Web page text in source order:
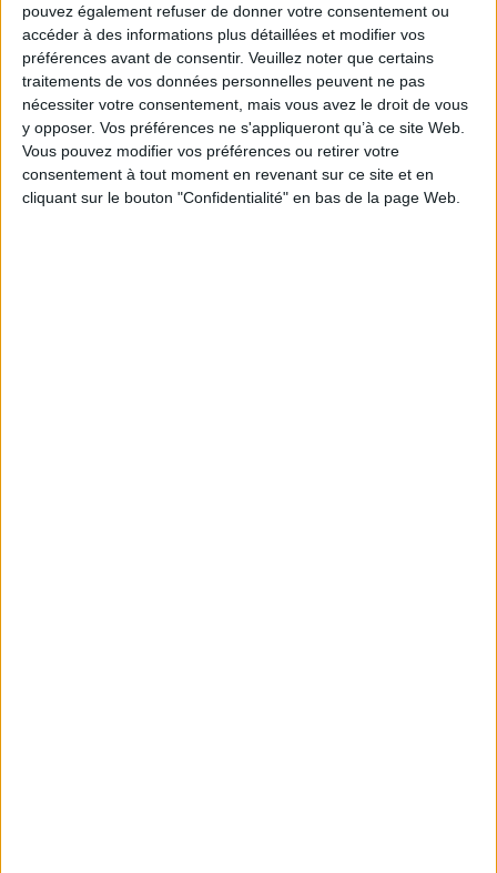
pouvez également refuser de donner votre consentement ou
accéder à des informations plus détaillées et modifier vos
préférences avant de consentir. Veuillez noter que certains
traitements de vos données personnelles peuvent ne pas
nécessiter votre consentement, mais vous avez le droit de vous
y opposer. Vos préférences ne s'appliqueront qu’à ce site Web.
Vous pouvez modifier vos préférences ou retirer votre
consentement à tout moment en revenant sur ce site et en
cliquant sur le bouton "Confidentialité" en bas de la page Web.
À LIRE SUR ARCHIMAG
Konica Minolta reprend les fonds de commerce
d’OpenBee et de Doxense